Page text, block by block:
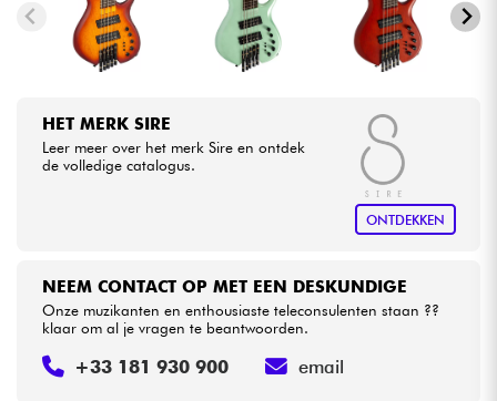
HET MERK SIRE
Leer meer over het merk Sire en ontdek
de volledige catalogus.
ONTDEKKEN
NEEM CONTACT OP MET EEN DESKUNDIGE
Onze muzikanten en enthousiaste teleconsulenten staan ??
klaar om al je vragen te beantwoorden.
+33 181 930 900 email